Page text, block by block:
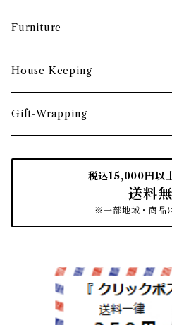
食卓小物
カトラリー
箸・箸置き
茶托・銘々皿
トレイ・コースター
お盆
茶筒
ペーパーツール
文房具収納
遊印
インクパッド
ポーチ
バスケット
鏡・ミラー
フック
花器
Furniture
デスク・スツール
本棚・収納棚
House Keeping
たわし
ほうき
Gift-Wrapping
税込15,000円以
送料
※一部地域・商品